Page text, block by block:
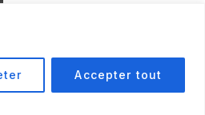
Accepter tout